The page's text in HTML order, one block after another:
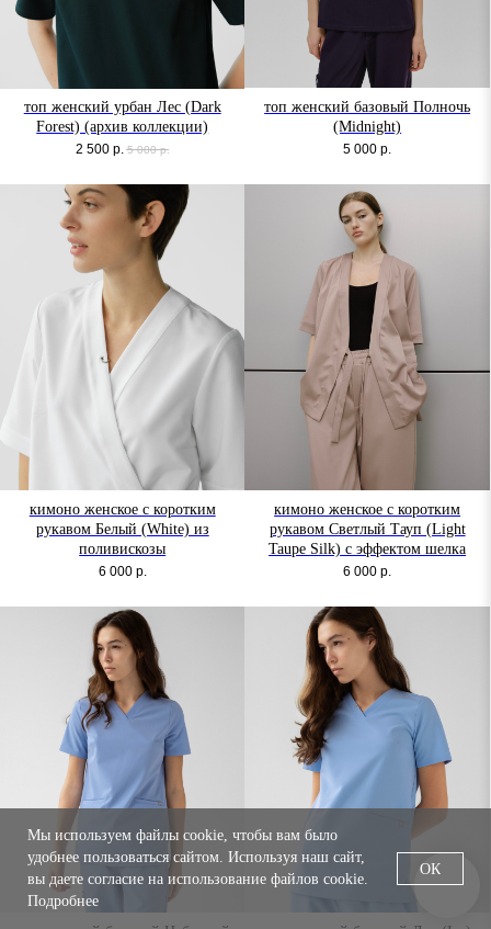
топ женский урбан Лес (Dark
Forest) (архив коллекции)
2 500 р. 5 000 р.
топ женский базовый Полночь
(Midnight)
5 000 р.
кимоно женское с коротким
рукавом Белый (White) из
поливискозы
6 000 р.
кимоно женское с коротким
рукавом Светлый Тауп (Light
Taupe Silk) с эффектом шелка
6 000 р.
Мы используем файлы cookie, чтобы вам было
удобнее пользоваться сайтом. Используя наш сайт,
вы даете согласие на использование файлов cookie.
Подробнее
ОК